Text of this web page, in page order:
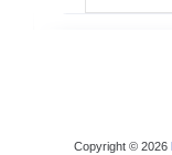
Copyright © 2026